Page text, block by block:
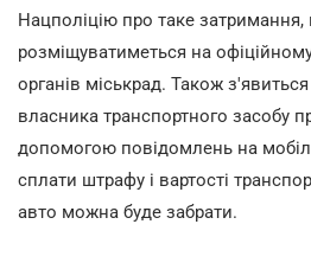
Нацполіцію про таке затримання,
розміщуватиметься на
органів міськрад. Також
власника транспортного засобу
допомогою повідомлень на
сплати штрафу і вартості
авто можна буде забрати.